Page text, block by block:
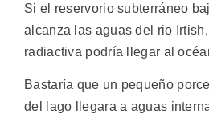
Si el reservorio subterráneo
alcanza las aguas del rio
radiactiva podría llegar al
Bastaría que un pequeño
del lago llegara a aguas